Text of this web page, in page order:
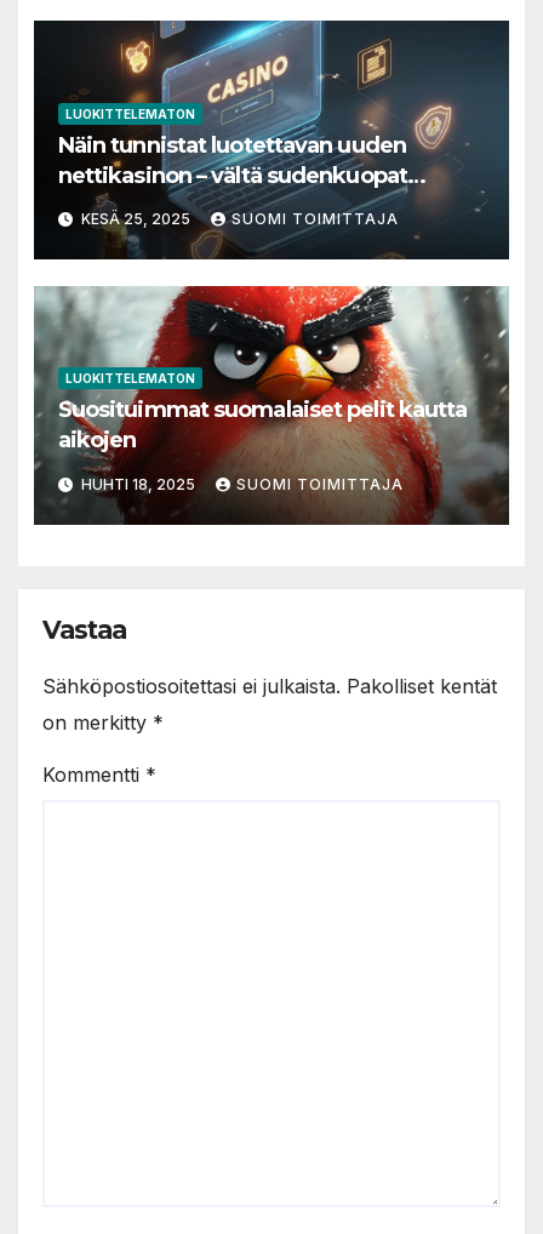
LUOKITTELEMATON
Näin tunnistat luotettavan uuden
nettikasinon – vältä sudenkuopat
aloituksessa
KESÄ 25, 2025 SUOMI TOIMITTAJA
LUOKITTELEMATON
Suosituimmat suomalaiset pelit kautta
aikojen
HUHTI 18, 2025 SUOMI TOIMITTAJA
Vastaa
Sähköpostiosoitettasi ei julkaista. Pakolliset kentät
on merkitty *
Kommentti *